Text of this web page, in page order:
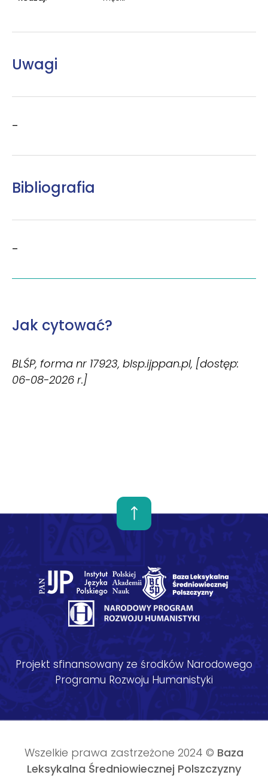
Uwagi
–
Bibliografia
–
Jak cytować?
BLŚP, forma nr 17923, blsp.ijppan.pl, [dostęp:
06-08-2026 r.]
Projekt sfinansowany ze środków Narodowego
Programu Rozwoju Humanistyki
Wszelkie prawa zastrzeżone 2024 © Baza
Leksykalna Średniowiecznej Polszczyzny